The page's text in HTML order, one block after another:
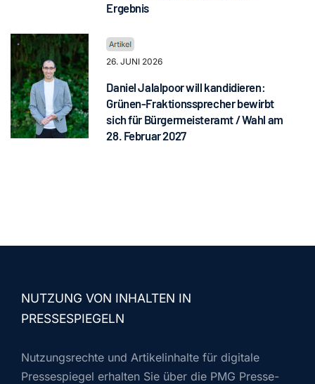
Ergebnis
26. JUNI 2026
Daniel Jalalpoor will kandidieren:
Grünen-Fraktionssprecher bewirbt
sich für Bürgermeisteramt / Wahl am
28. Februar 2027
NUTZUNG VON INHALTEN IN
PRESSESPIEGELN
Nutzungsrechte und Artikelinhalte für digitale
Pressespiegel erhalten Sie über die PMG Presse-